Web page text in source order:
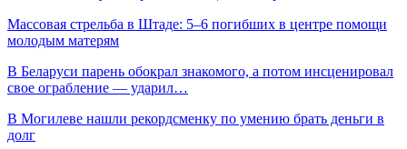
Массовая стрельба в Штаде: 5–6 погибших в центре помощи
молодым матерям
В Беларуси парень обокрал знакомого, а потом инсценировал
свое ограбление — ударил…
В Могилеве нашли рекордсменку по умению брать деньги в
долг